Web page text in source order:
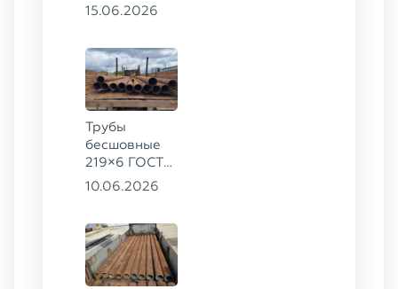
9941-81 сталь
15.06.2026
Трубы
бесшовные
219×6 ГОСТ
8732-78, ст.
10.06.2026